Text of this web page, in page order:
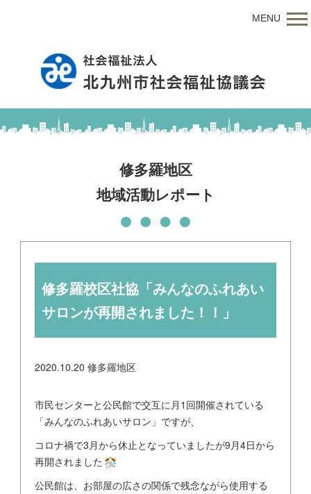
MENU
修多羅地区
地域活動レポート
修多羅校区社協「みんなのふれあい
サロンが再開されました！！」
2020.10.20 修多羅地区
市民センターと公民館で交互に月1回開催されている
「みんなのふれあいサロン」ですが、
コロナ禍で3月から休止となっていましたが9月4日から
再開されました
公民館は、お部屋の広さの関係で残念ながら使用する